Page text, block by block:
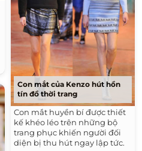
Con mắt của Kenzo hút hồn
tín đồ thời trang
Con mắt huyền bí được thiết
kế khéo léo trên những bộ
trang phục khiến người đối
diện bị thu hút ngay lập tức.